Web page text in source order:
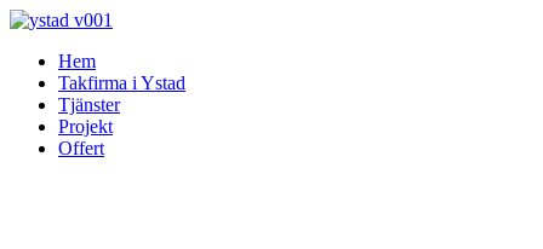
Skip
contentHem
Takfirma i Ystad
Tjänster
Projekt
Offert